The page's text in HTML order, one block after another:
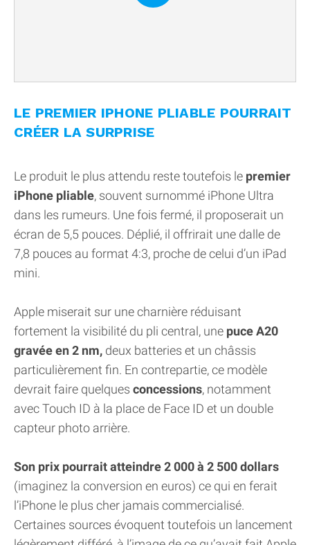
LE PREMIER IPHONE PLIABLE POURRAIT
CRÉER LA SURPRISE
Le produit le plus attendu reste toutefois le premier
iPhone pliable, souvent surnommé iPhone Ultra
dans les rumeurs. Une fois fermé, il proposerait un
écran de 5,5 pouces. Déplié, il offrirait une dalle de
7,8 pouces au format 4:3, proche de celui d’un iPad
mini.
Apple miserait sur une charnière réduisant
fortement la visibilité du pli central, une puce A20
gravée en 2 nm, deux batteries et un châssis
particulièrement fin. En contrepartie, ce modèle
devrait faire quelques concessions, notamment
avec Touch ID à la place de Face ID et un double
capteur photo arrière.
Son prix pourrait atteindre 2 000 à 2 500 dollars
(imaginez la conversion en euros) ce qui en ferait
l’iPhone le plus cher jamais commercialisé.
Certaines sources évoquent toutefois un lancement